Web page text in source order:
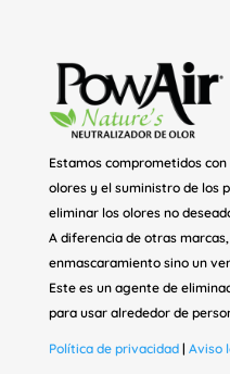
Estamos comprometidos
olores y el suministro de los
eliminar los olores no
A diferencia de otras
enmascaramiento sino un
Este es un agente de
para usar alrededor de
Política de privacidad| Aviso